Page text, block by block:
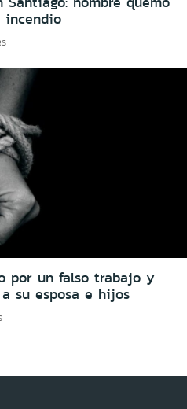
incendio
por un falso trabajo y
su esposa e hijos